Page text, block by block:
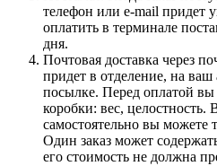
телефон или e-mail придет
оплатить в терминале
дня.
Почтовая доставка через
придет в отделение, на
посылке. Перед оплатой
коробки: вес, целостность.
самостоятельно вы можете
Один заказ может
его стоимость не должна